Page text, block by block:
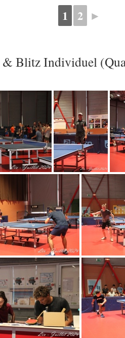
1 2 ►
& Blitz Individuel